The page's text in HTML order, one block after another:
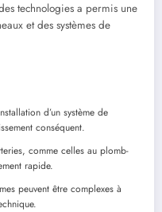
technologies a permis une
et des systèmes de
d’un système de
conséquent.
comme celles au plomb-
rapide.
peuvent être complexes à